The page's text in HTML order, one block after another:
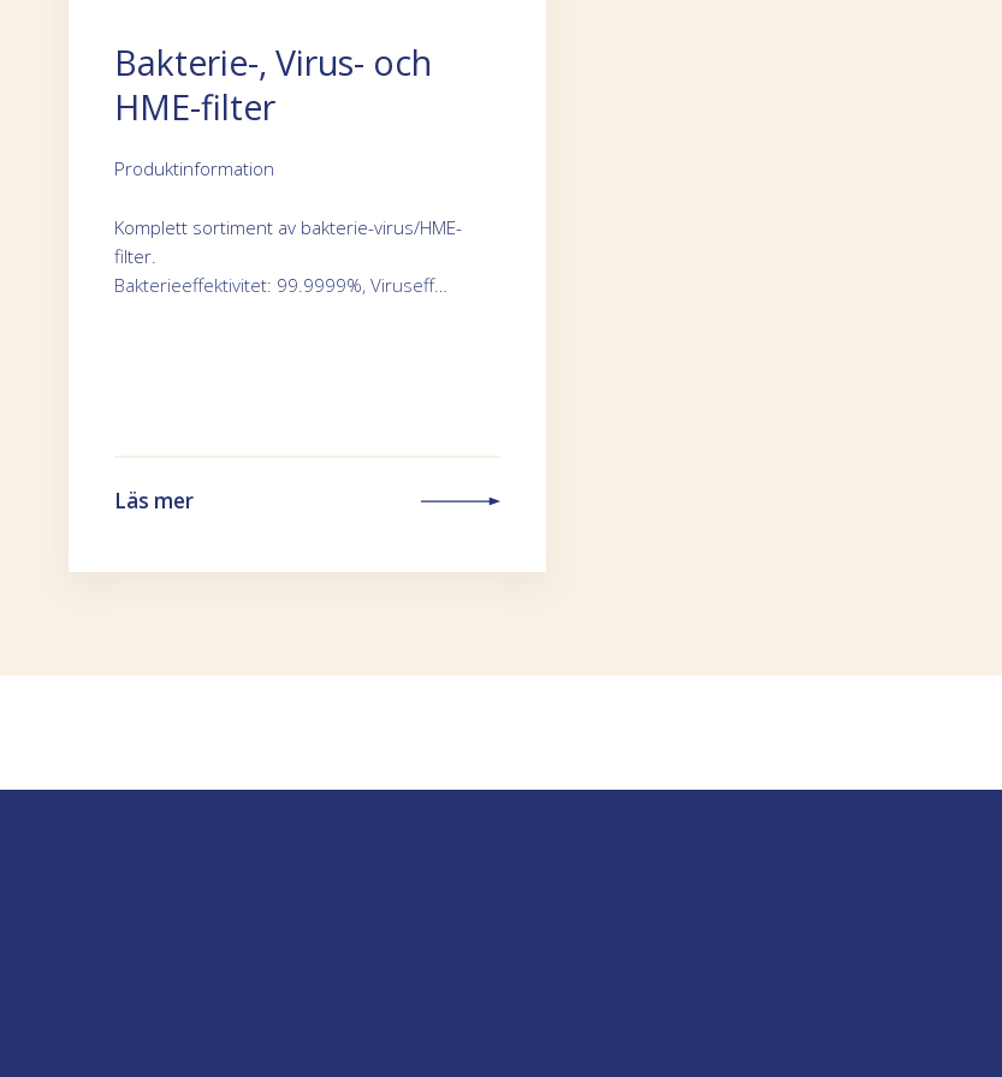
Bakterie-, Virus- och
HME-filter
Produktinformation
Komplett sortiment av bakterie-virus/HME-
filter.
Bakterieeffektivitet: 99.9999%, Viruseff…
Läs mer